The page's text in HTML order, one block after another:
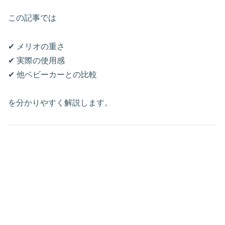
この記事では
✔ メリオの重さ
✔ 実際の使用感
✔ 他ベビーカーとの比較
を分かりやすく解説します。